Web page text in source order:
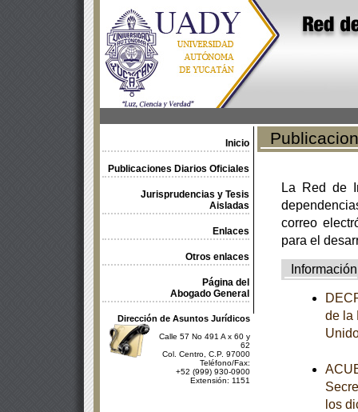
Inicio
Publicaciones Diarios Oficiales
Jurisprudencias y Tesis
Aisladas
Enlaces
Otros enlaces
Página del
Abogado General
Dirección de Asuntos Jurídicos
Calle 57 No 491 A x 60 y
62
Col. Centro, C.P. 97000
Teléfono/Fax:
+52 (999) 930-0900
Extensión: 1151
La Red de
correo
para el
Información
de la
los